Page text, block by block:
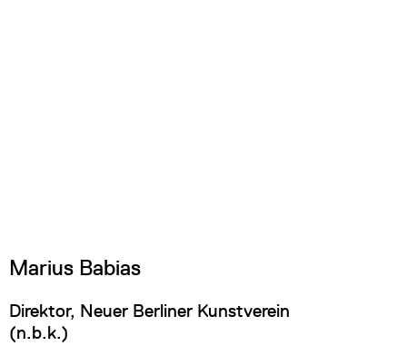
Marius Babias
Direktor, Neuer Berliner Kunstverein
(n.b.k.)